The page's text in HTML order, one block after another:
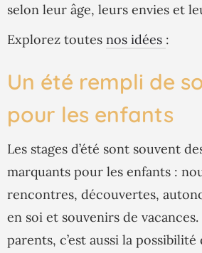
selon leur âge, leurs envies et
Explorez toutes nos idées :
Un été rempli de
pour les enfants
Les stages d’été sont souvent
marquants pour les enfants :
rencontres, découvertes,
en soi et souvenirs de
parents, c’est aussi la